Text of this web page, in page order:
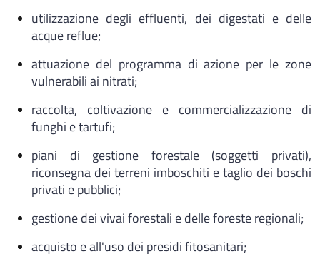
utilizzazione degli effluenti, dei digestati e delle
acque reflue;
attuazione del programma di azione per le zone
vulnerabili ai nitrati;
raccolta, coltivazione e commercializzazione di
funghi e tartufi;
piani di gestione forestale (soggetti privati),
riconsegna dei terreni imboschiti e taglio dei boschi
privati e pubblici;
gestione dei vivai forestali e delle foreste regionali;
acquisto e all'uso dei presidi fitosanitari;